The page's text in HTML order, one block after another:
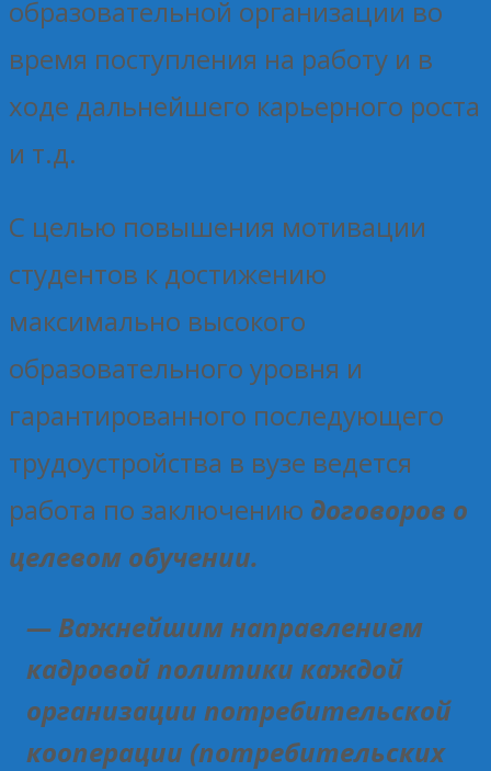
образовательной организации во
время поступления на работу и в
ходе дальнейшего карьерного роста
и т.д.
С целью повышения мотивации
студентов к достижению
максимально высокого
образовательного уровня и
гарантированного последующего
трудоустройства в вузе ведется
работа по заключению договоров о
целевом обучении.
— Важнейшим направлением
кадровой политики каждой
организации потребительской
кооперации (потребительских